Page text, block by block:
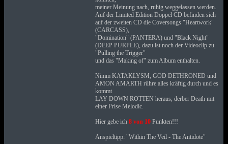
meiner Meinung nach, ruhig weggelassen werden.
Auf der Limited Edition Doppel CD befinden sich
auf der zweiten CD die Coversongs "Heartwork"
(CARCASS),
"Domination" (PANTERA) und "Black Night"
(DEEP PURPLE), dazu ist noch der Videoclip zu
"Pulling the Trigger"
und das "Making of" zum Album enthalten.
Nimm KATAKLYSM, GOD DETHRONED und
AMON AMARTH rühre alles kräftig durch und es
kommt
LAY DOWN ROTTEN heraus, derber Death mit
einer Prise Melodic.
Hier gebe ich 8 von 10Punkten!!!
Anspieltipp: "Within The Veil - The Antidote"